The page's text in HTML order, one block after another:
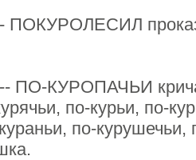
ПОКУРОЛЕСИЛ
-- ПО-КУРОПАЧЬИ
по-курьи, по-
по-курушечьи,